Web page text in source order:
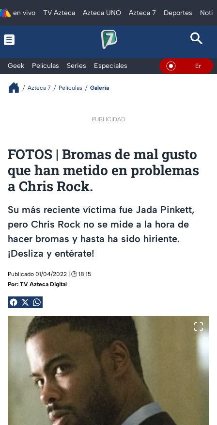
en vivo TV Azteca Azteca UNO Azteca 7 Deportes
Geek Películas Series Especiales En Vivo
Azteca 7 Películas Galería
PUBLICIDAD
FOTOS | Bromas de mal gusto
que han metido en problemas
a Chris Rock.
Su más reciente víctima fue Jada Pinkett,
pero Chris Rock no se mide a la hora de
hacer bromas y hasta ha sido hiriente.
¡Desliza y entérate!
Publicado 01/04/2022 | 🕑 18:15
Por: TV Azteca Digital